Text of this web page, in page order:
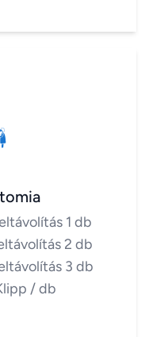
1 db
2 db
3 db
/ db